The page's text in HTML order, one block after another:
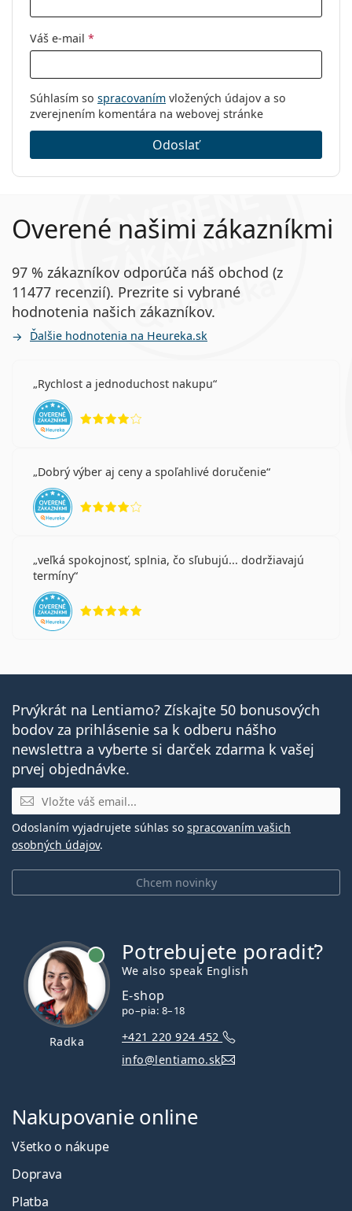
Váš e-mail *
Súhlasím so spracovaním vložených údajov a so
zverejnením komentára na webovej stránke
Odoslať
Overené našimi zákazníkmi
97 % zákazníkov odporúča náš obchod (z
11477 recenzií). Prezrite si vybrané
hodnotenia našich zákazníkov.
Ďalšie hodnotenia na Heureka.sk
Rychlost a jednoduchost nakupu
Dobrý výber aj ceny a spoľahlivé doručenie
veľká spokojnosť, splnia, čo sľubujú... dodržiavajú
termíny
Prvýkrát na Lentiamo? Získajte 50 bonusových
bodov za prihlásenie sa k odberu nášho
newslettra a vyberte si darček zdarma k vašej
prvej objednávke.
E-mail
Chcem novinky
Odoslaním vyjadrujete súhlas so spracovaním vašich
osobných údajov.
Radka
Potrebujete poradiť?
We also speak English
E-shop
po–pia: 8–18
+421 220 924 452
info@lentiamo.sk
Nakupovanie online
Všetko o nákupe
Doprava
Platba